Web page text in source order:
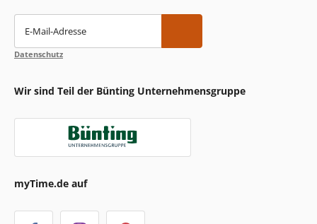
E-Mail-Adresse
Datenschutz
Wir sind Teil der Bünting Unternehmensgruppe
myTime.de auf